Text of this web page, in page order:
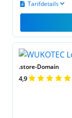
Tarifdetails
.store-Domain
4,9